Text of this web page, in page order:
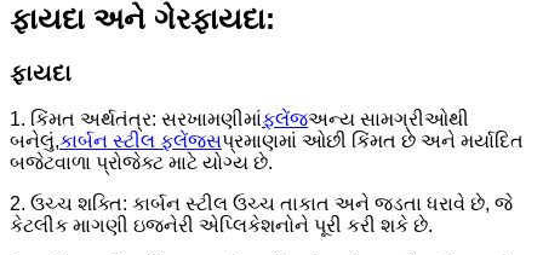
ફાયદા અને ગેરફાયદા:
ફાયદા
1. કિંમત અર્થતંત્ર: સરખામણીમાંફ્લેંજઅન્ય સામગ્રીઓથી
બનેલું,કાર્બન સ્ટીલ ફ્લેંજ્સપ્રમાણમાં ઓછી કિંમત છે અને મર્યાદિત
બજેટવાળા પ્રોજેક્ટ માટે યોગ્ય છે.
2. ઉચ્ચ શક્તિ: કાર્બન સ્ટીલ ઉચ્ચ તાકાત અને જડતા ધરાવે છે, જે
કેટલીક માગણી ઇજનેરી એપ્લિકેશનોને પૂરી કરી શકે છે.